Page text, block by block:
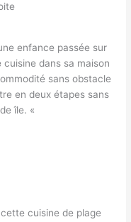
enfance passée sur
cuisine dans sa maison
sans obstacle
en deux étapes sans
île. «
cuisine de plage